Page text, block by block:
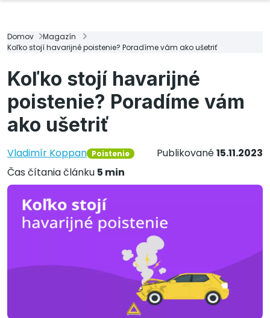
Domov
Magazín
Koľko stojí havarijné poistenie? Poradíme vám ako ušetriť
Koľko stojí havarijné
poistenie? Poradíme vám
ako ušetriť
Vladimír Koppan Poistenie Publikované15.11.2023
Čas čítania článku 5 min